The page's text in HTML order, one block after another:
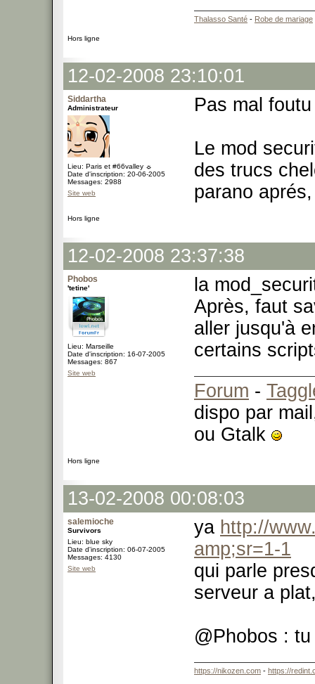
Thalasso Santé - Robe de mariage
Hors ligne
12-02-2008 23:10:01
Siddartha
Administrateur
Lieu: Paris et #66valley ☼
Date d'inscription: 20-06-2005
Messages: 2988
Site web
Pas mal
Le mod
des trucs
parano
Hors ligne
12-02-2008 23:37:38
Phobos
'tetine'
Lieu: Marseille
Date d'inscription: 16-07-2005
Messages: 867
Site web
la
Après, faut
aller jusqu'à
certains
Forum -
dispo par
ou Gtalk
Hors ligne
13-02-2008 00:08:03
salemioche
Survivors
Lieu: blue sky
Date d'inscription: 06-07-2005
Messages: 4130
Site web
ya http://
amp;sr=1-1
qui parle
serveur a
@Phobos :
https://nikozen.com - https://